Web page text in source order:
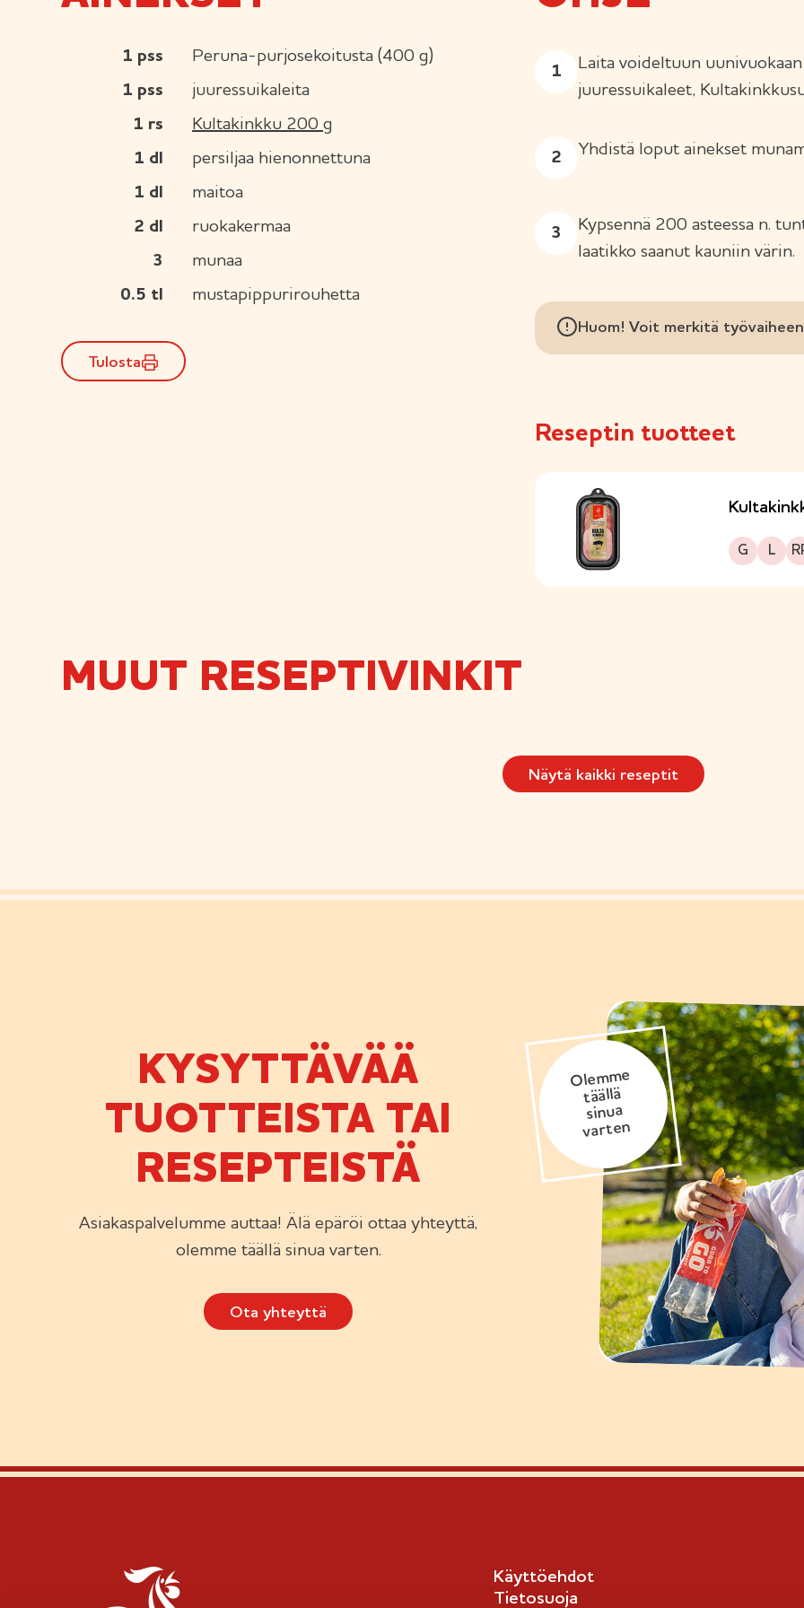
1 pss
Peruna-purjosekoitusta (400 g)
1 pss
juuressuikaleita
1 rs
Kultakinkku 200 g
1 dl
persiljaa hienonnettuna
1 dl
maitoa
2 dl
ruokakermaa
3
munaa
0.5 tl mustapippurirouhetta
Tulosta
Laita voideltuun
juuressuikaleet,
Yhdistä loput ainekset
Kypsennä 200 asteessa n.
laatikko saanut kauniin värin.
Huom! Voit merkitä
Reseptin tuotteet
G
Gluteeniton L
Laktoositon
MUUT RESEPTIVINKIT
Näytä kaikki reseptit
Olemme
täällä
sinua
varten
KYSYTTÄVÄÄ
TUOTTEISTA TAI
RESEPTEISTÄ
Asiakaspalvelumme auttaa! Älä epäröi ottaa yhteyttä,
olemme täällä sinua varten.
Ota yhteyttä
Käyttöehdot
Tietosuoja